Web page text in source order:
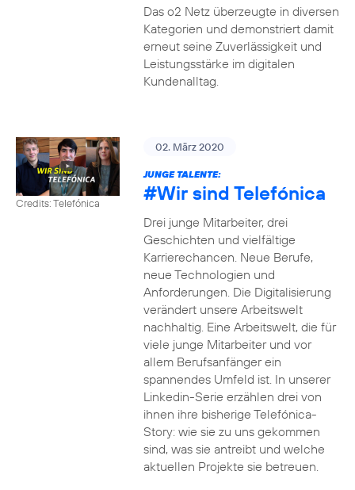
Das o2 Netz überzeugte in diversen
Kategorien und demonstriert damit
erneut seine Zuverlässigkeit und
Leistungsstärke im digitalen
Kundenalltag.
Credits: Telefónica
02. März 2020
JUNGE TALENTE:
#Wirsind Telefónica
Drei junge Mitarbeiter, drei
Geschichten und vielfältige
Karrierechancen. Neue Berufe,
neue Technologien und
Anforderungen. Die Digitalisierung
verändert unsere Arbeitswelt
nachhaltig. Eine Arbeitswelt, die für
viele junge Mitarbeiter und vor
allem Berufsanfänger ein
spannendes Umfeld ist. In unserer
Linkedin-Serie erzählen drei von
ihnen ihre bisherige Telefónica-
Story: wie sie zu uns gekommen
sind, was sie antreibt und welche
aktuellen Projekte sie betreuen.